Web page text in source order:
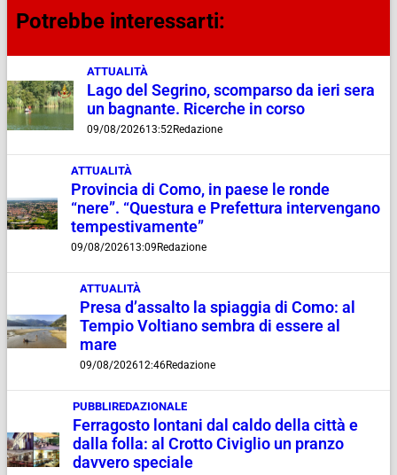
Potrebbe interessarti:
ATTUALITÀ
Lago del Segrino, scomparso da ieri sera
un bagnante. Ricerche in corso
09/08/202613:52Redazione
ATTUALITÀ
Provincia di Como, in paese le ronde
“nere”. “Questura e Prefettura intervengano
tempestivamente”
09/08/202613:09 Redazione
ATTUALITÀ
Presa d’assalto la spiaggia di Como: al
Tempio Voltiano sembra di essere al
mare
09/08/202612:46Redazione
PUBBLIREDAZIONALE
Ferragosto lontani dal caldo della città e
dalla folla: al Crotto Civiglio un pranzo
davvero speciale